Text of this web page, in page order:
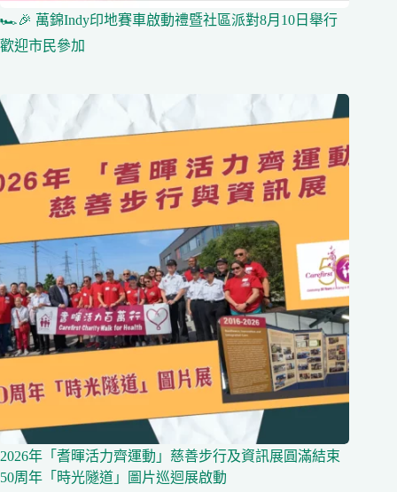
🏎️🎉 萬錦Indy印地賽車啟動禮暨社區派對8月10日舉行
歡迎市民參加
2026年「耆暉活力齊運動」慈善步行及資訊展圓滿結束
50周年「時光隧道」圖片巡迴展啟動